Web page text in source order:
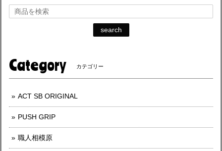
search
Category カテゴリー
ACT SB ORIGINAL
PUSH GRIP
職人相模原